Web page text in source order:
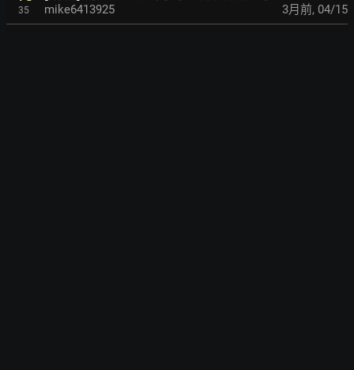
35 mike6413925 3月前, 04/15